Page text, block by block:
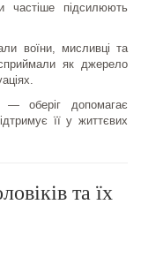
частіше підсилюють
воїни, мисливці та
як джерело
— оберіг допомагає
її у життєвих
та їх